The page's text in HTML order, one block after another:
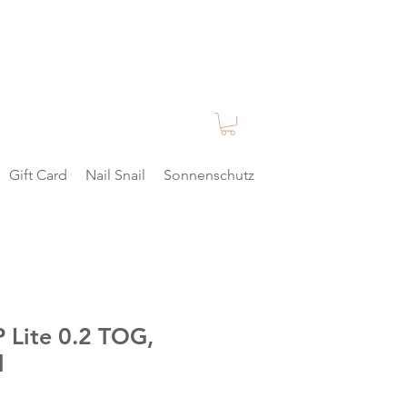
Gift Card Nail Snail Sonnenschutz
Lite 0.2 TOG,